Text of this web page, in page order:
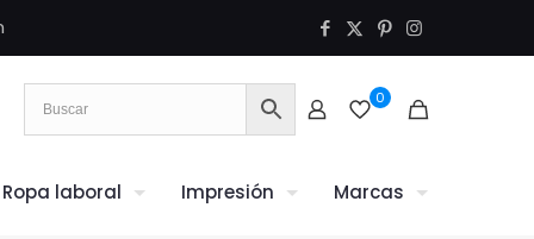
0
Ropa laboral Impresión Marcas